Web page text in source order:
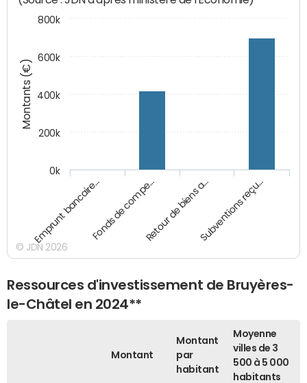
Montants (€)
Emprunt bancaire…Fonds de compe…Retour de biens a…Subventions reçu…
0k
200k
400k
600k
800k
© JDN 2026
Ressources d'investissement de Bruyères-
le-Châtel en 2024**
Montant
Montant
par
habitant
Moyenne
villes de 3
500 à 5 000
habitants